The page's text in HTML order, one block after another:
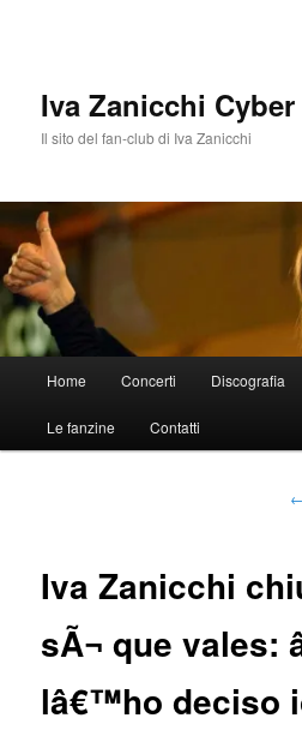
Iva Zanicchi
Il sito del fan-club di Iva Zanicchi
principale
Home Concerti Discografia
Le fanzine Contatti
←
Iva Zanicchi
sÃ¬ que vales:
lâ€™ho deciso